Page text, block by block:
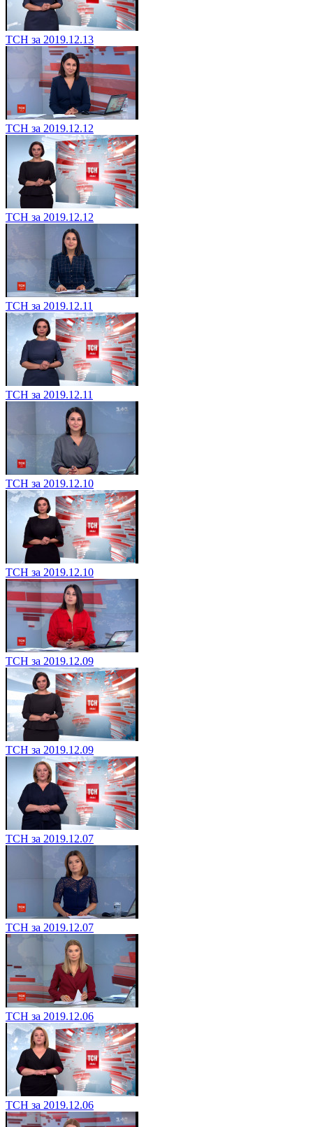
ТСН за 2019.12.13
ТСН за 2019.12.12
ТСН за 2019.12.12
ТСН за 2019.12.11
ТСН за 2019.12.11
ТСН за 2019.12.10
ТСН за 2019.12.10
ТСН за 2019.12.09
ТСН за 2019.12.09
ТСН за 2019.12.07
ТСН за 2019.12.07
ТСН за 2019.12.06
ТСН за 2019.12.06